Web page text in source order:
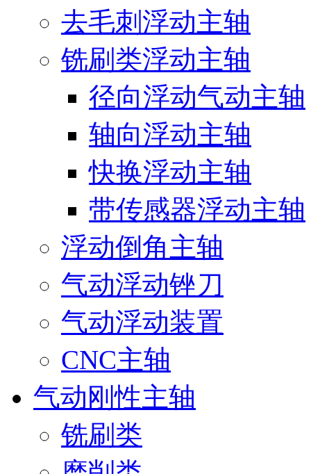
去毛刺浮动主轴
铣刷类浮动主轴
径向浮动气动主轴
轴向浮动主轴
快换浮动主轴
带传感器浮动主轴
浮动倒角主轴
气动浮动锉刀
气动浮动装置
CNC主轴
气动刚性主轴
铣刷类